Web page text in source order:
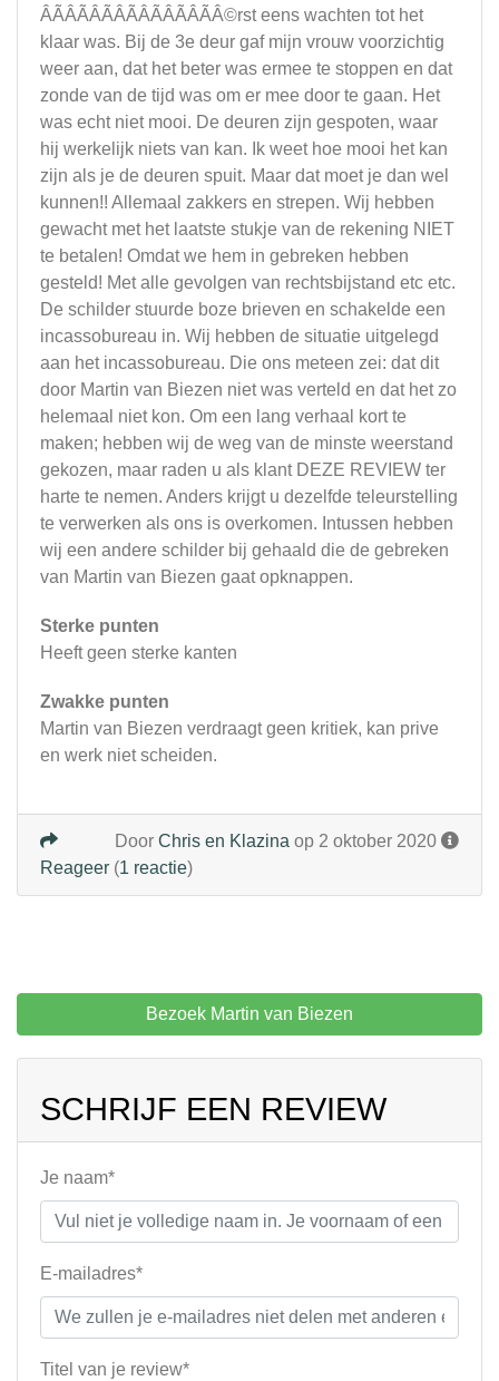
ÂÃÂÃÂÃÂÃÂÃÂÃÂÃÂ©rst eens wachten tot het
klaar was. Bij de 3e deur gaf mijn vrouw voorzichtig
weer aan, dat het beter was ermee te stoppen en dat
zonde van de tijd was om er mee door te gaan. Het
was echt niet mooi. De deuren zijn gespoten, waar
hij werkelijk niets van kan. Ik weet hoe mooi het kan
zijn als je de deuren spuit. Maar dat moet je dan wel
kunnen!! Allemaal zakkers en strepen. Wij hebben
gewacht met het laatste stukje van de rekening NIET
te betalen! Omdat we hem in gebreken hebben
gesteld! Met alle gevolgen van rechtsbijstand etc etc.
De schilder stuurde boze brieven en schakelde een
incassobureau in. Wij hebben de situatie uitgelegd
aan het incassobureau. Die ons meteen zei: dat dit
door Martin van Biezen niet was verteld en dat het zo
helemaal niet kon. Om een lang verhaal kort te
maken; hebben wij de weg van de minste weerstand
gekozen, maar raden u als klant DEZE REVIEW ter
harte te nemen. Anders krijgt u dezelfde teleurstelling
te verwerken als ons is overkomen. Intussen hebben
wij een andere schilder bij gehaald die de gebreken
van Martin van Biezen gaat opknappen.
Sterke punten
Heeft geen sterke kanten
Zwakke punten
Martin van Biezen verdraagt geen kritiek, kan prive
en werk niet scheiden.
Door Chris en Klazina op 2 oktober 2020
Reageer (1 reactie)
Bezoek Martin van Biezen
SCHRIJF EEN REVIEW
Je naam*
E-mailadres*
Titel van je review*